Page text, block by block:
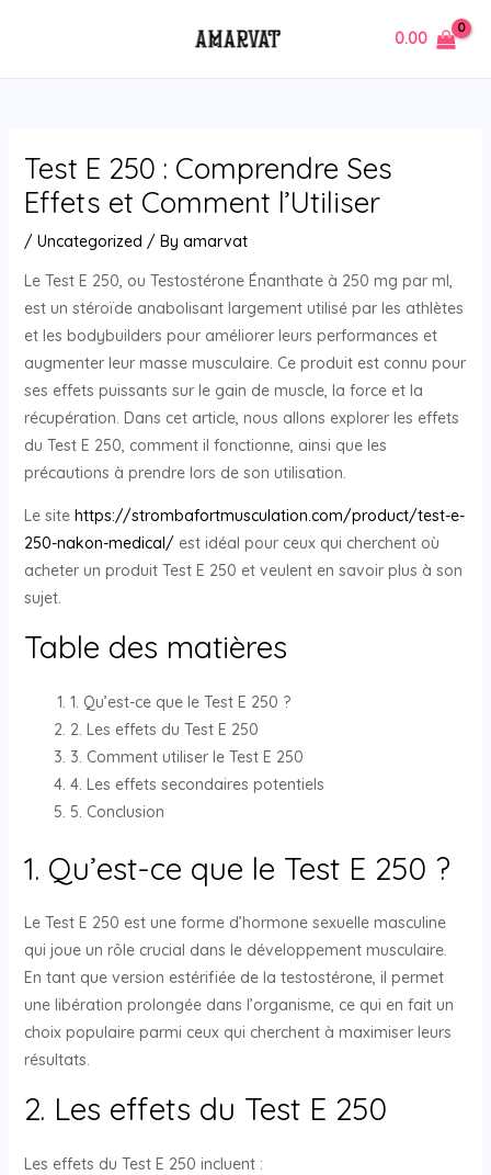
0.00
Test E 250 : Comprendre Ses
Effets et Comment l’Utiliser
/ Uncategorized / By amarvat
Le Test E 250, ou Testostérone Énanthate à 250 mg par ml,
est un stéroïde anabolisant largement utilisé par les athlètes
et les bodybuilders pour améliorer leurs performances et
augmenter leur masse musculaire. Ce produit est connu pour
ses effets puissants sur le gain de muscle, la force et la
récupération. Dans cet article, nous allons explorer les effets
du Test E 250, comment il fonctionne, ainsi que les
précautions à prendre lors de son utilisation.
Le site https://strombafortmusculation.com/product/test-e-
250-nakon-medical/est idéal pour ceux qui cherchent où
acheter un produit Test E 250 et veulent en savoir plus à son
sujet.
Table des matières
1. Qu’est-ce que le Test E 250 ?
2. Les effets du Test E 250
3. Comment utiliser le Test E 250
4. Les effets secondaires potentiels
5. Conclusion
1. Qu’est-ce que le Test E 250 ?
Le Test E 250 est une forme d’hormone sexuelle masculine
qui joue un rôle crucial dans le développement musculaire.
En tant que version estérifiée de la testostérone, il permet
une libération prolongée dans l’organisme, ce qui en fait un
choix populaire parmi ceux qui cherchent à maximiser leurs
résultats.
2. Les effets du Test E 250
Les effets du Test E 250 incluent :